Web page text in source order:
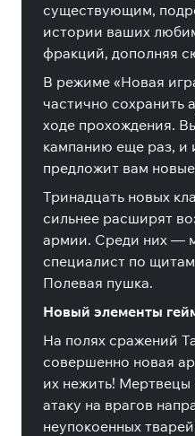
существующим,
истории ваших
фракций, дополняя
В режиме «Новая
частично
ходе прохождения.
кампанию еще раз, и
предложит вам
Тринадцать новых
сильнее расширят
армии. Среди них —
специалист по
Полевая пушка.
Новый элементы
На полях сражений
совершенно новая
их нежить! Мертвецы
атаку на врагов
неупокоенных